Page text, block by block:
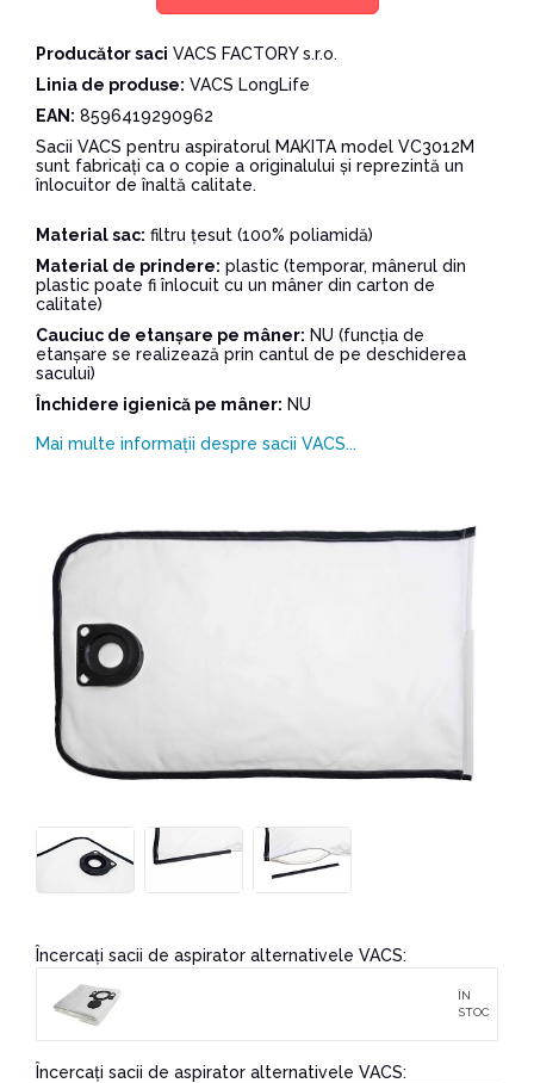
Producător saci VACS FACTORY s.r.o.
Linia de produse: VACS LongLife
EAN: 8596419290962
Sacii VACS pentru aspiratorul MAKITA model VC3012M
sunt fabricați ca o copie a originalului și reprezintă un
înlocuitor de înaltă calitate.
Material sac: filtru țesut (100% poliamidă)
Material de prindere: plastic (temporar, mânerul din
plastic poate fi înlocuit cu un mâner din carton de
calitate)
Cauciuc de etanșare pe mâner: NU (funcția de
etanșare se realizează prin cantul de pe deschiderea
sacului)
Închidere igienică pe mâner: NU
Mai multe informații despre sacii VACS...
Încercați sacii de aspirator alternativele VACS:
ÎN
STOC
Încercați sacii de aspirator alternativele VACS: